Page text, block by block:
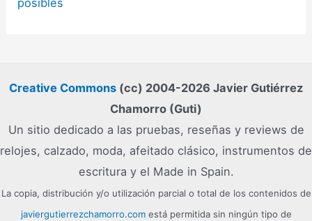
Creative Commons (cc) 2004-2026 Javier Gutiérrez
Chamorro (Guti)
Un sitio dedicado a las pruebas, reseñas y reviews de
relojes, calzado, moda, afeitado clásico, instrumentos de
escritura y el Made in Spain.
La copia, distribución y/o utilización parcial o total de los contenidos de
javiergutierrezchamorro.comestá permitida sin ningún tipo de